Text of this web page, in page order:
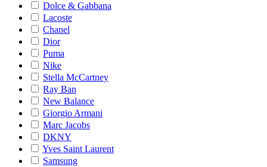
Dolce & Gabbana
Lacoste
Chanel
Dior
Puma
Nike
Stella McCartney
Ray Ban
New Balance
Giorgio Armani
Marc Jacobs
DKNY
Yves Saint Laurent
Samsung